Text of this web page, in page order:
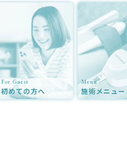
For Guest
初めての方へ
Menu
施術メニュー